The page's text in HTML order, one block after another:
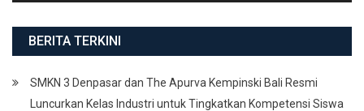
BERITA TERKINI
SMKN 3 Denpasar dan The Apurva Kempinski Bali Resmi
Luncurkan Kelas Industri untuk Tingkatkan Kompetensi Siswa